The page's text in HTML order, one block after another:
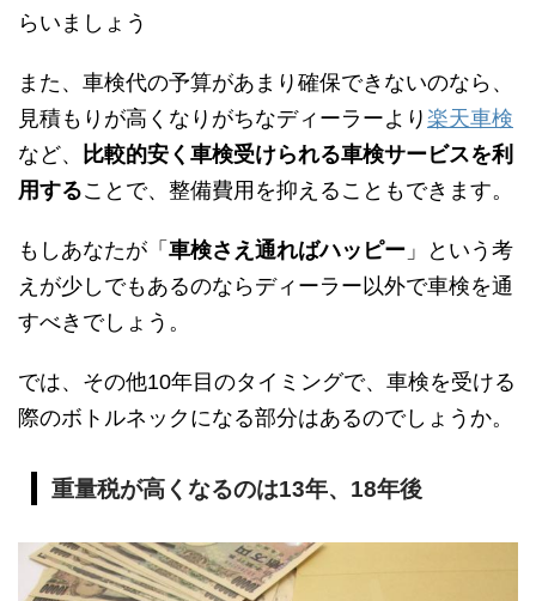
らいましょう
また、車検代の予算があまり確保できないのなら、
見積もりが高くなりがちなディーラーより 楽天車検
など、
比較的安く車検受けられる車検サービスを利
用することで、整備費用を抑えることもできます。
もしあなたが「 車検さえ通ればハッピー 」という考
えが少しでもあるのならディーラー以外で車検を通
すべきでしょう。
では、その他10年目のタイミングで、車検を受ける
際のボトルネックになる部分はあるのでしょうか。
重量税が高くなるのは13年、18年後